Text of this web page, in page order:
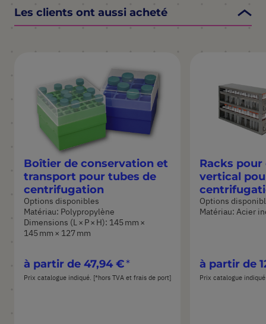
Les clients ont aussi acheté
Boîtier de conservation et
transport pour tubes de
centrifugation
Options disponibles
Matériau: Polypropylène
Dimensions (L × P × H): 145 mm ×
145 mm × 127 mm
à partir de 47,94 €
Prix catalogue indiqué. [*hors TVA et frais de port]
Racks
vertical
50 ml
Options
Matériau: Acier
à partir de
Prix catalogue